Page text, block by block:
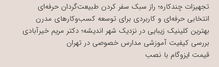
تجهیزات چندکاره؛ راز سبک سفر کردن طبیعت‌گردان حرفه‌ای
انتخابی حرفه‌ای و کاربردی برای توسعه کسب‌وکارهای مدرن
بهترین کلینیک زیبایی در نزدیک شهر اندیشه؛ دکتر مریم خیرآبادی
بررسی کیفیت آموزشی مدارس خصوصی در تهران
قیمت ایزوگام با نصب